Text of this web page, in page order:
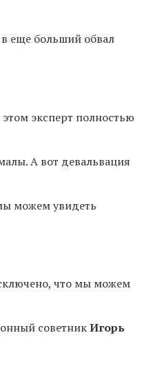
еще больший обвал
эксперт полностью
А вот девальвация
можем увидеть
что мы можем
советникИгорь